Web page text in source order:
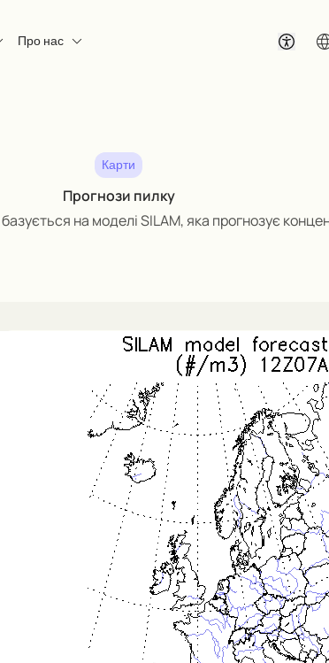
Про нас
Карти
Прогнози пилку
на моделі SILAM, яка прогнозує